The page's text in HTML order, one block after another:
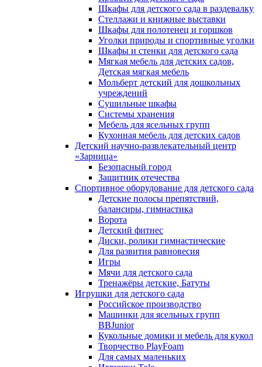
Шкафы для детского сада в раздевалку
Стеллажи и книжные выставки
Шкафы для полотенец и горшков
Уголки природы и спортивные уголки
Шкафы и стенки для детского сада
Мягкая мебель для детских садов,
Детская мягкая мебель
Мольберт детский для дошкольных
учреждений
Сушильные шкафы
Системы хранения
Мебель для ясельных групп
Кухонная мебель для детских садов
Детский научно-развлекательный центр
«Зарница»
Безопасный город
Защитник отечества
Спортивное оборудование для детского сада
Детские полосы препятствий,
балансиры, гимнастика
Ворота
Детский фитнес
Диски, ролики гимнастические
Для развития равновесия
Игры
Мячи для детского сада
Тренажёры детские, Батуты
Игрушки для детского сада
Российское производство
Машинки для ясельных групп
BBJunior
Кукольные домики и мебель для кукол
Творчество PlayFoam
Для самых маленьких